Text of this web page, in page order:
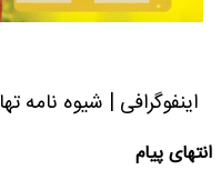
اینفوگرافی | شیوه نامه
انتهای پیام